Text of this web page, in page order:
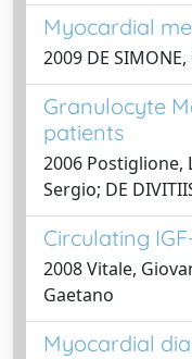
Myocardial
2009 DE
Granulocyte
patients
2006 Postiglione,
Sergio; DE
Circulating
2008 Vitale,
Gaetano
Myocardial